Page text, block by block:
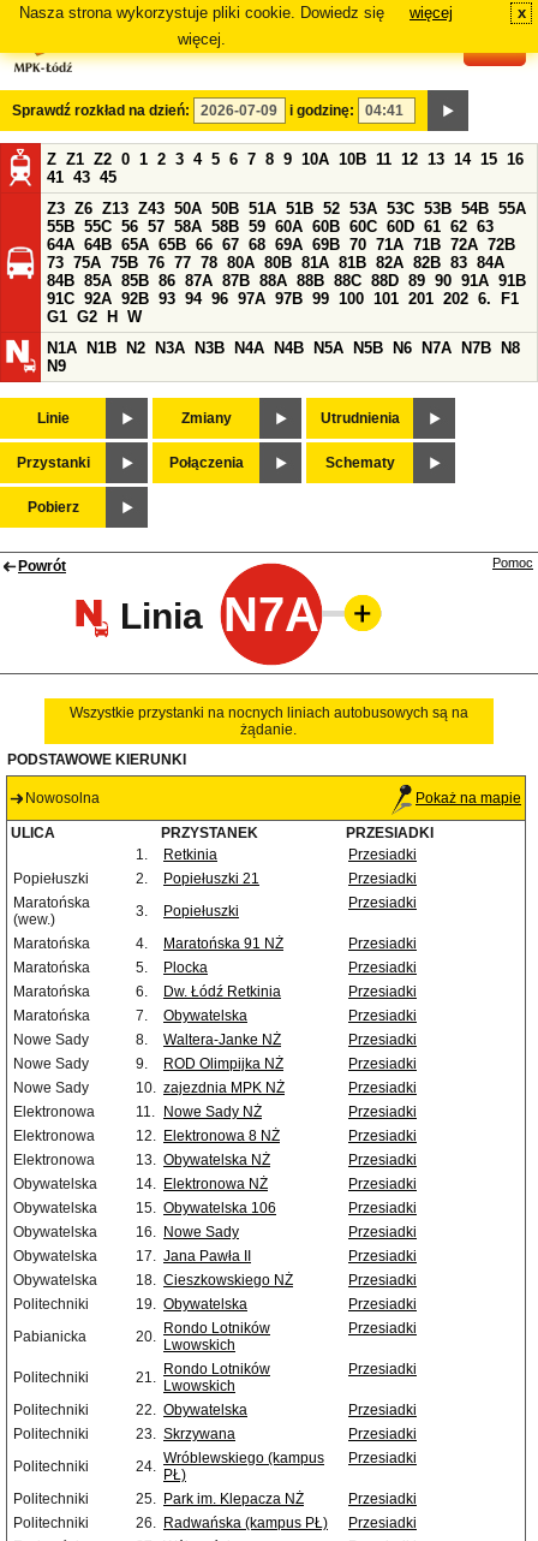
Nasza strona wykorzystuje pliki cookie. Dowiedz się
więcej.
więcej x
Sprawdź rozkład na dzień: i godzinę:
Z Z1 Z2 0 1 2 3 4 5 6 7 8 9 10A 10B 11 12 13 14 15 16
41 43 45
Z3 Z6 Z13 Z43 50A 50B 51A 51B 52 53A 53C 53B 54B 55A
55B 55C 56 57 58A 58B 59 60A 60B 60C 60D 61 62 63
64A 64B 65A 65B 66 67 68 69A 69B 70 71A 71B 72A 72B
73 75A 75B 76 77 78 80A 80B 81A 81B 82A 82B 83 84A
84B 85A 85B 86 87A 87B 88A 88B 88C 88D 89 90 91A 91B
91C 92A 92B 93 94 96 97A 97B 99 100 101 201 202 6.
F1
G1 G2 H
W
N1A
N1B N2 N3A N3B N4A N4B N5A N5B N6 N7A N7B
N8
N9
Linie Zmiany Utrudnienia
Przystanki Połączenia Schematy
Pobierz
Powrót
Linia N7A
Pomoc
Wszystkie przystanki na nocnych liniach autobusowych są na
żądanie.
PODSTAWOWE KIERUNKI
Nowosolna Pokaż na mapie
ULICA PRZYSTANEK
PRZESIADKI
1.
Retkinia
Przesiadki
Popiełuszki
2. Popiełuszki 21
Przesiadki
Maratońska
(wew.)
3. Popiełuszki Przesiadki
Maratońska 4. Maratońska 91 NŻ
Przesiadki
Maratońska
5. Plocka
Przesiadki
Maratońska
6. Dw. Łódź Retkinia
Przesiadki
Maratońska
7. Obywatelska
Przesiadki
Nowe Sady
8. Waltera-Janke NŻ
Przesiadki
Nowe Sady
9. ROD Olimpijka NŻ
Przesiadki
Nowe Sady
10. zajezdnia MPK NŻ
Przesiadki
Elektronowa
11. Nowe Sady NŻ
Przesiadki
Elektronowa
12. Elektronowa 8 NŻ
Przesiadki
Elektronowa
13. Obywatelska NŻ
Przesiadki
Obywatelska
14. Elektronowa NŻ
Przesiadki
Obywatelska
15. Obywatelska 106
Przesiadki
Obywatelska
16. Nowe Sady
Przesiadki
Obywatelska
17. Jana Pawła II
Przesiadki
Obywatelska
18. Cieszkowskiego NŻ
Przesiadki
Politechniki
19. Obywatelska
Przesiadki
Pabianicka
20. Rondo Lotników
Lwowskich
Przesiadki
Politechniki 21. Rondo Lotników
Lwowskich
Przesiadki
Politechniki 22. Obywatelska
Przesiadki
Politechniki
23. Skrzywana
Przesiadki
Politechniki
24. Wróblewskiego (kampus
PŁ)
Przesiadki
Politechniki 25. Park im. Klepacza NŻ
Przesiadki
Politechniki
26. Radwańska (kampus PŁ)
Przesiadki